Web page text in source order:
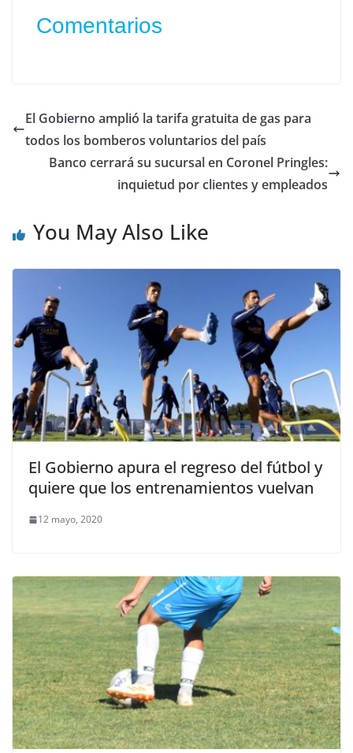
Comentarios
El Gobierno amplió la tarifa gratuita de gas para
todos los bomberos voluntarios del país
Banco cerrará su sucursal en Coronel Pringles:
inquietud por clientes y empleados
You May Also Like
El Gobierno apura el regreso del fútbol y
quiere que los entrenamientos vuelvan
12 mayo, 2020